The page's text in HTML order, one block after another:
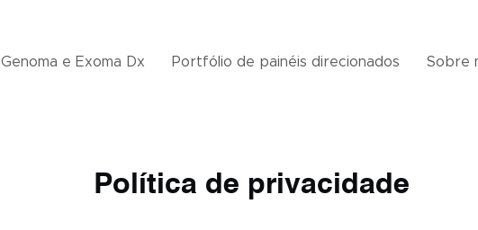
Genoma e Exoma Dx Portfólio de painéis direcionados Sobre
Política de privacidade